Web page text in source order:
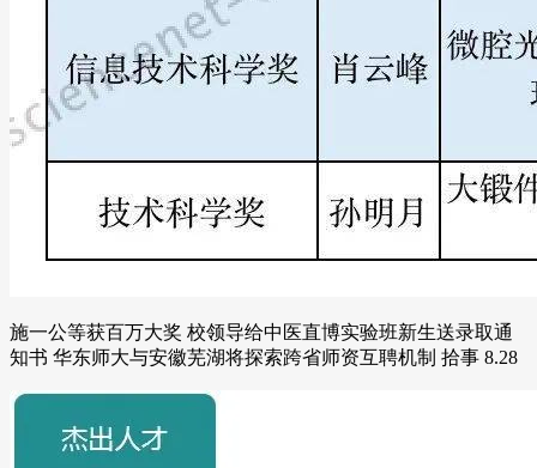
施一公等获百万大奖 校领导给中医直博实验班新生送录取通
知书 华东师大与安徽芜湖将探索跨省师资互聘机制 拾事 8.28